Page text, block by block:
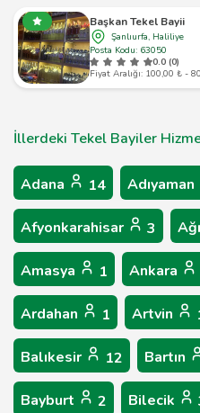
Başkan Tekel Bayii
Şanlıurfa, Haliliye
Posta Kodu: 63050
0.0 (0)
Fiyat Aralığı: 100,00 ₺ -
İllerdeki Tekel Bayiler
Adana 14 Adıyaman
Afyonkarahisar 3
Amasya 1 Ankara
Ardahan 1 Artvin
Balıkesir 12 Bartın
Bayburt 2 Bilecik